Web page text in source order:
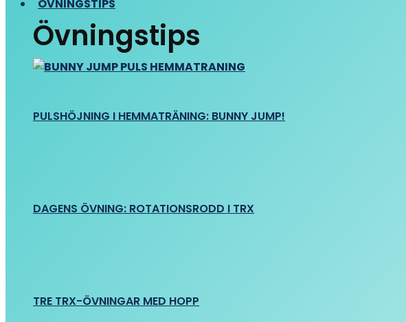
ÖVNINGSTIPS
Övningstips
PULSHÖJNING I HEMMATRÄNING: BUNNY JUMP!
DAGENS ÖVNING: ROTATIONSRODD I TRX
TRE TRX-ÖVNINGAR MED HOPP